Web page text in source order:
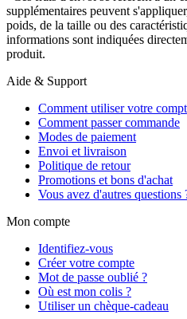
supplémentaires peuvent
poids, de la taille ou des
informations sont indiquées
produit.
Aide & Support
Comment utiliser votre
Comment passer commande
Modes de paiement
Envoi et livraison
Politique de retour
Promotions et bons d'achat
Vous avez d'autres questions
Mon compte
Identifiez-vous
Créer votre compte
Mot de passe oublié ?
Où est mon colis ?
Utiliser un chèque-cadeau